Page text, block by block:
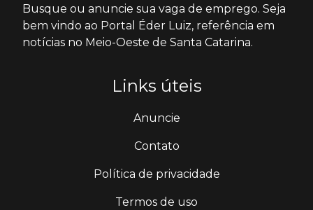
Busque ou anuncie sua vaga de emprego. Seja
bem vindo ao Portal Éder Luiz, referência em
notícias no Meio-Oeste de Santa Catarina.
Links úteis
Anuncie
Contato
Política de privacidade
Termos de uso